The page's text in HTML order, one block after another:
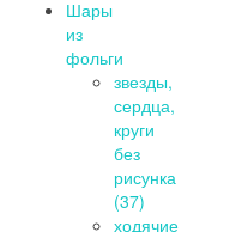
Шары
из
фольги
звезды,
сердца,
круги
без
рисунка
(37)
ходячие